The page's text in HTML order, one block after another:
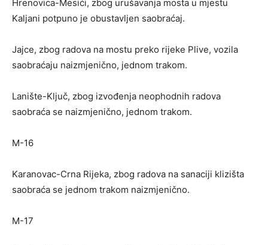
Hrenovica-Mesići, zbog urušavanja mosta u mjestu
Kaljani potpuno je obustavljen saobraćaj.
Jajce, zbog radova na mostu preko rijeke Plive, vozila
saobraćaju naizmjenično, jednom trakom.
Lanište-Ključ, zbog izvođenja neophodnih radova
saobraća se naizmjenično, jednom trakom.
M-16
Karanovac-Crna Rijeka, zbog radova na sanaciji klizišta
saobraća se jednom trakom naizmjenično.
M-17